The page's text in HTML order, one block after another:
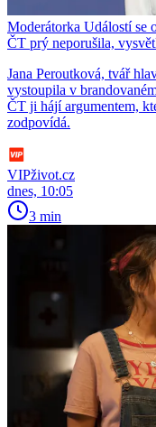
Moderátorka Událostí se
ČT prý neporušila,
Jana Peroutková, tvář
vystoupila v
ČT ji hájí argumentem,
zodpovídá.
VIPživot.cz
dnes, 10:05
3 min